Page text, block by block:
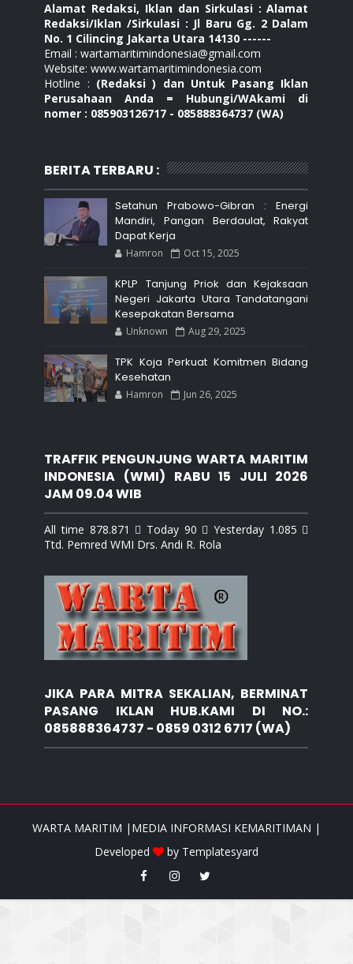
Alamat Redaksi, Iklan dan Sirkulasi : Alamat
Redaksi/Iklan /Sirkulasi : Jl Baru Gg. 2 Dalam
No. 1 Cilincing Jakarta Utara 14130 ------
Email : wartamaritimindonesia@gmail.com
Website: www.wartamaritimindonesia.com
Hotline : (Redaksi ) dan Untuk Pasang Iklan
Perusahaan Anda = Hubungi/WAkami di
nomer : 085903126717 - 085888364737 (WA)
BERITA TERBARU :
Setahun Prabowo-Gibran : Energi
Mandiri, Pangan Berdaulat, Rakyat
Dapat Kerja
Hamron Oct 15, 2025
KPLP Tanjung Priok dan Kejaksaan
Negeri Jakarta Utara Tandatangani
Kesepakatan Bersama
Unknown Aug 29, 2025
TPK Koja Perkuat Komitmen Bidang
Kesehatan
Hamron Jun 26, 2025
TRAFFIK PENGUNJUNG WARTA MARITIM
INDONESIA (WMI) RABU 15 JULI 2026
JAM 09.04 WIB
All time 878.871  Today 90  Yesterday 1.085 
Ttd. Pemred WMI Drs. Andi R. Rola
JIKA PARA MITRA SEKALIAN, BERMINAT
PASANG IKLAN HUB.KAMI DI NO.:
085888364737 - 0859 0312 6717 (WA)
WARTA MARITIM |MEDIA INFORMASI KEMARITIMAN |
Developed
by Templatesyard